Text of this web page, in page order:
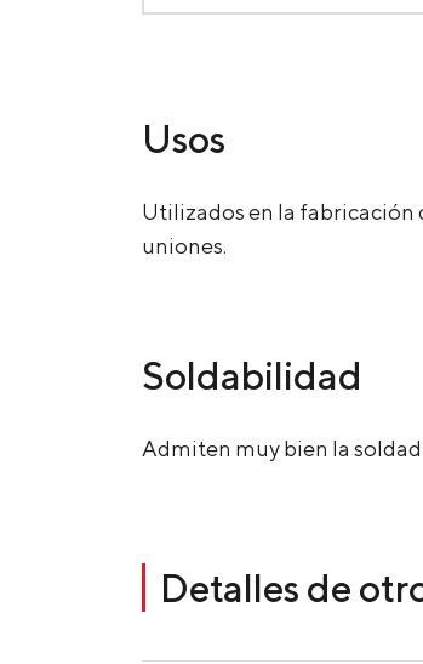
Usos
Utilizados en la fabricación
uniones.
Soldabilidad
Admiten muy bien la
Detalles de